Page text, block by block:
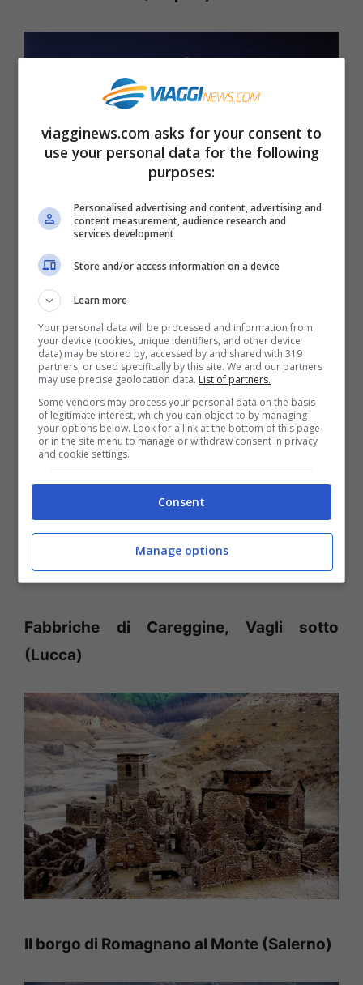
Craco (Matera)
Fabbriche di Careggine, Vagli sotto
(Lucca)
Il borgo di Romagnano al Monte (Salerno)
viagginews.com asks for your consent to
use your personal data for the following
purposes:
Personalised advertising and content, advertising and
content measurement, audience research and
services development
Store and/or access information on a device
Learn more
Your personal data will be processed and information from
your device (cookies, unique identifiers, and other device
data) may be stored by, accessed by and shared with 319
partners, or used specifically by this site. We and our partners
may use precise geolocation data. List of partners.
Some vendors may process your personal data on the basis
of legitimate interest, which you can object to by managing
your options below. Look for a link at the bottom of this page
or in the site menu to manage or withdraw consent in privacy
and cookie settings.
Consent
Manage options